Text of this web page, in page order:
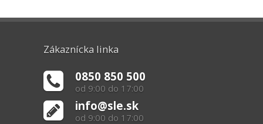
Zákaznícka linka
0850 850 500
od 9:00 do 17:00
info@sle.sk
od 9:00 do 17:00